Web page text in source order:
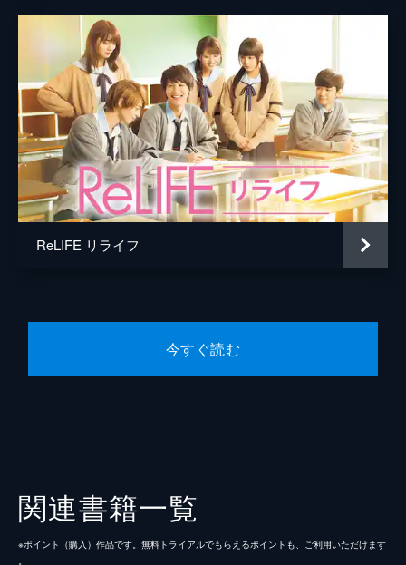
ReLIFE リライフ
今すぐ読む
関連書籍一覧
※ポイント（購⼊）作品です。無料トライアルでもらえるポイントも、ご利⽤いただけます
。